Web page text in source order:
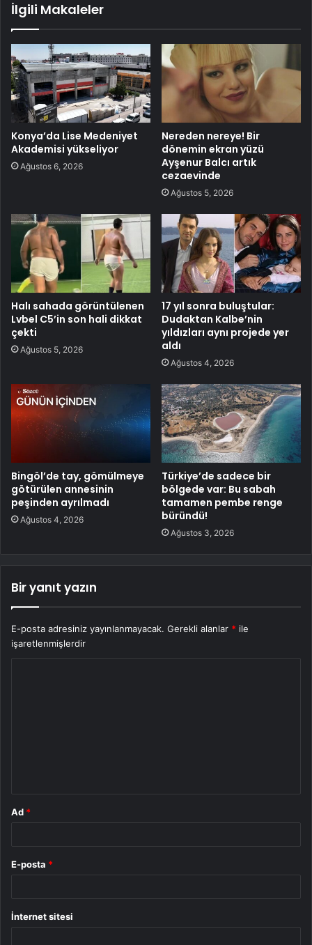
İlgili Makaleler
Konya’da Lise Medeniyet
Akademisi yükseliyor
Ağustos 6, 2026
Nereden nereye! Bir
dönemin ekran yüzü
Ayşenur Balcı artık
cezaevinde
Ağustos 5, 2026
Halı sahada görüntülenen
Lvbel C5’in son hali dikkat
çekti
Ağustos 5, 2026
17 yıl sonra buluştular:
Dudaktan Kalbe’nin
yıldızları aynı projede yer
aldı
Ağustos 4, 2026
Bingöl’de tay, gömülmeye
götürülen annesinin
peşinden ayrılmadı
Ağustos 4, 2026
Türkiye’de sadece bir
bölgede var: Bu sabah
tamamen pembe renge
büründü!
Ağustos 3, 2026
Bir yanıt yazın
E-posta adresiniz yayınlanmayacak. Gerekli alanlar * ile
işaretlenmişlerdir
Ad *
E-posta *
İnternet sitesi